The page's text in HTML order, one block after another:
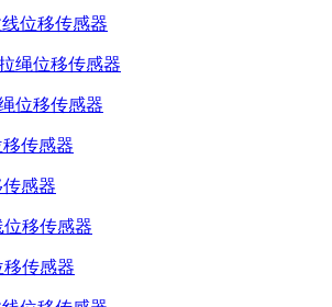
位移传感器
位移传感器
感器
移传感器